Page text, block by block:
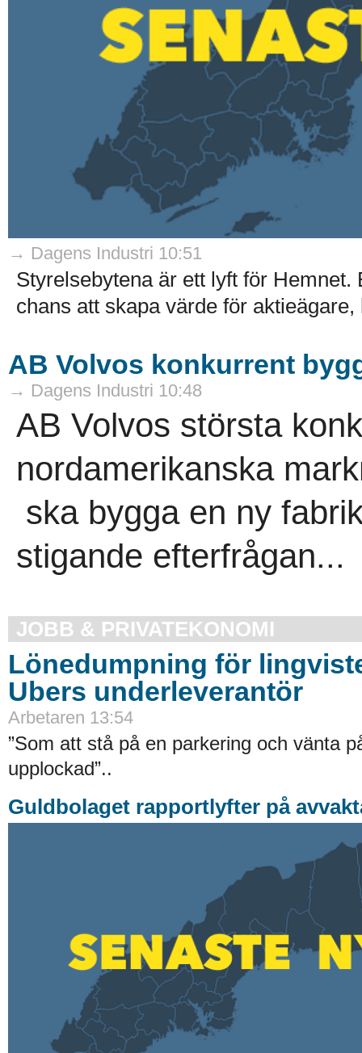
→ Dagens Industri 10:51
Styrelsebytena är ett lyft för
chans att skapa värde för
AB Volvos konkurrent
→ Dagens Industri 10:48
AB Volvos största
nordamerikanska
ska bygga en ny
stigande efterfrågan...
JOBB & PRIVATEKONOMI
Lönedumpning för
Ubers underleverantör
Arbetaren 13:54
”Som att stå på en parkering och vänta
upplockad”..
Guldbolaget rapportlyfter på